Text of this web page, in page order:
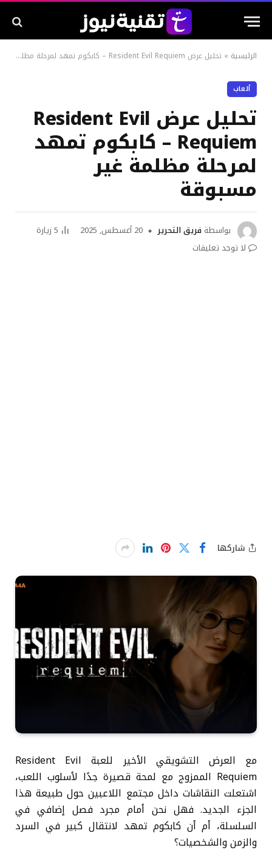
الرئيسية » تحليل عرض Resident Evil Requiem – كابكوم تمهد لمرحلة مظلمة غير مسبوقة
ألعاب
تحليل عرض Resident Evil
Requiem – كابكوم تمهد
لمرحلة مظلمة غير
مسبوقة
بواسطة فريق التحرير 20 أغسطس, 2025 5زيارة
لا توجد تعليقات
شاركها
مع العرض التشويقي الأخير للعبة Resident Evil
Requiem الممزوج مع لمحة قصيرة جدًا لأسلوب اللعب،
اشتعلت النقاشات داخل مجتمع اللاعبين حول طبيعة هذا
الجزء الجديد. فهل نحن أمام مجرد فصل إضافي في
السلسلة، أم أن كابكوم تمهد لانتقال كبير في السرد
والزمن والشخصيات؟